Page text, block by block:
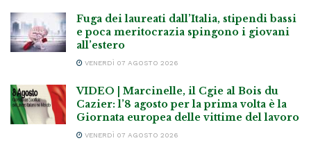
Fuga dei laureati dall’Italia, stipendi bassi
e poca meritocrazia spingono i giovani
all’estero
VENERDÌ 07 AGOSTO 2026
VIDEO | Marcinelle, il Cgie al Bois du
Cazier: l’8 agosto per la prima volta è la
Giornata europea delle vittime del lavoro
VENERDÌ 07 AGOSTO 2026